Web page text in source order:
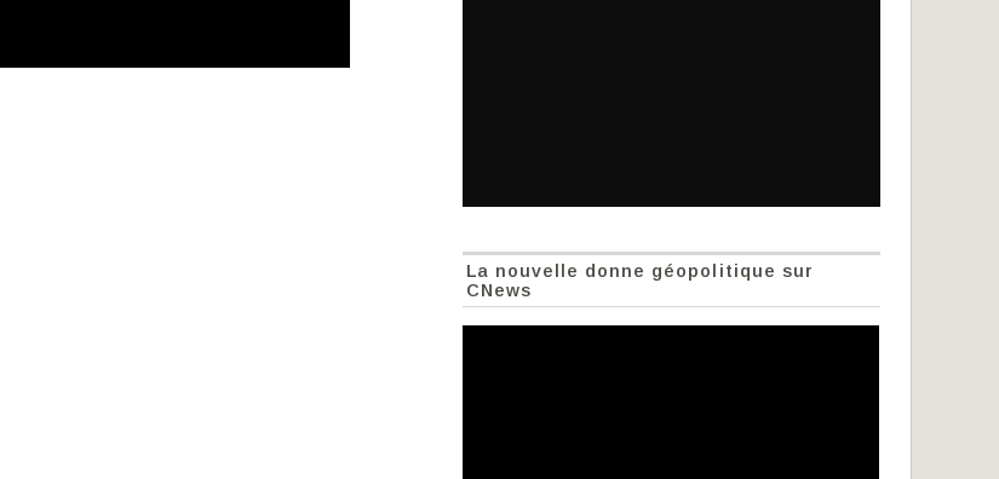
La nouvelle donne géopolitique sur
CNews